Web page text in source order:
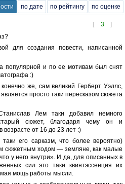
по дате по рейтингу по оценке
[ 3 ]
для создания повести, написанной
популярной и по ее мотивам был снят
:)
же, сам великий Герберт Уэллс,
просто таки пересказом сюжета
Лем таки добавил немного
сюжет, благодаря чему он и
возрасте от 16 до 23 лет :)
его сарказм, что более вероятно)
сюжетным ходом — земляне, как малые
у него внутри». И да, для описанных в
сил это таки квинтэссенция их
мощь работы мысли.